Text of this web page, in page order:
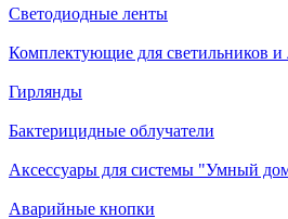
Светодиодные ленты
Комплектующие для светильников и
Гирлянды
Бактерицидные облучатели
Аксессуары для системы "Умный
Аварийные кнопки